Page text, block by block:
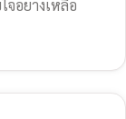
อย่างเหลือ